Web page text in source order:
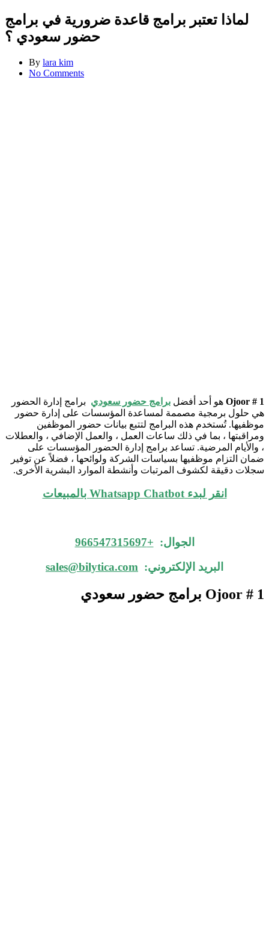
لماذا تعتبر برامج قاعدة ضرورية في برامج
حضور سعودي ؟
By lara kim
No Comments
Ojoor # 1 هو أحد أفضل برامج حضور سعودي برامج إدارة الحضور
هي حلول برمجية مصممة لمساعدة المؤسسات على إدارة حضور
موظفيها. تُستخدم هذه البرامج لتتبع بيانات حضور الموظفين
ومراقبتها ، بما في ذلك ساعات العمل ، والعمل الإضافي ، والعطلات
، والأيام المرضية. تساعد برامج إدارة الحضور المؤسسات على
ضمان التزام موظفيها بسياسات الشركة ولوائحها ، فضلاً عن توفير
سجلات دقيقة لكشوف المرتبات وأنشطة الموارد البشرية الأخرى.
انقر لبدء Whatsapp Chatbot بالمبيعات
الجوال: +966547315697
البريد الإلكتروني: sales@bilytica.com
Ojoor # 1 برامج حضور سعودي